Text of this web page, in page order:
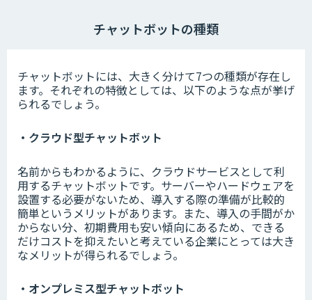
チャットボットの種類
チャットボットには、大きく分けて7つの種類が存在し
ます。それぞれの特徴としては、以下のような点が挙げ
られるでしょう。
・クラウド型チャットボット
名前からもわかるように、クラウドサービスとして利
用するチャットボットです。サーバーやハードウェアを
設置する必要がないため、導入する際の準備が比較的
簡単というメリットがあります。また、導入の手間がか
からない分、初期費用も安い傾向にあるため、できる
だけコストを抑えたいと考えている企業にとっては大き
なメリットが得られるでしょう。
・オンプレミス型チャットボット